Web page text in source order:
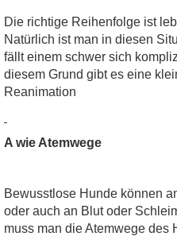
Die richtige Reihenfolge ist
Natürlich ist man in diesen
fällt einem schwer sich
diesem Grund gibt es eine
Reanimation
A wie Atemwege
Bewusstlose Hunde können
oder auch an Blut oder
muss man die Atemwege des